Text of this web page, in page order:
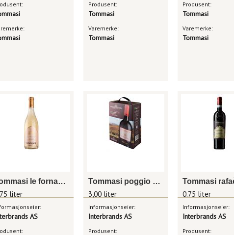
Produsent:
Tommasi
Varemerke:
Tommasi
Produsent:
Tommasi
Varemerke:
Tommasi
Tommasi le fornaci lugana docg
liter
AS
Tommasi poggio al tufo rompicollo
3,00 liter
Informasjonseier:
Interbrands AS
Produsent:
0.75 liter
Informasjonseier:
Interbrands AS
Produsent: